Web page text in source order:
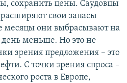
сохранить цены. Саудовцы
свои запасы
месяцы они выбрасывают на
меньше. Но это не
зрения предложения – это
С точки зрения спроса –
роста в Европе,